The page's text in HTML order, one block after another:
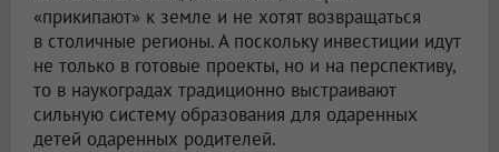
«прикипают» к земле и не хотят возвращаться
в столичные регионы. А поскольку инвестиции идут
не только в готовые проекты, но и на перспективу,
то в наукоградах традиционно выстраивают
сильную систему образования для одаренных
детей одаренных родителей.